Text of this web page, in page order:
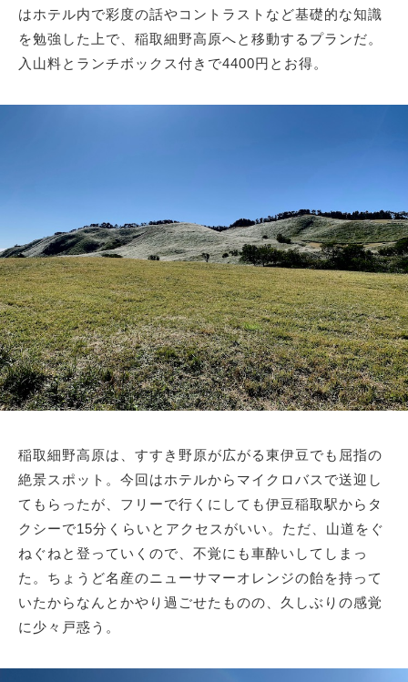
はホテル内で彩度の話やコントラストなど基礎的な知識
を勉強した上で、稲取細野高原へと移動するプランだ。
入山料とランチボックス付きで4400円とお得。
稲取細野高原は、すすき野原が広がる東伊豆でも屈指の
絶景スポット。今回はホテルからマイクロバスで送迎し
てもらったが、フリーで行くにしても伊豆稲取駅からタ
クシーで15分くらいとアクセスがいい。ただ、山道をぐ
ねぐねと登っていくので、不覚にも車酔いしてしまっ
た。ちょうど名産のニューサマーオレンジの飴を持って
いたからなんとかやり過ごせたものの、久しぶりの感覚
に少々戸惑う。